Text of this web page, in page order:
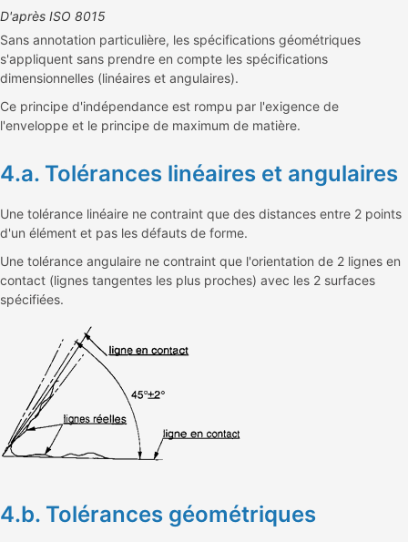
D'après ISO 8015
Sans annotation particulière, les spécifications géométriques
s'appliquent sans prendre en compte les spécifications
dimensionnelles (linéaires et angulaires).
Ce principe d'indépendance est rompu par l'exigence de
l'enveloppe et le principe de maximum de matière.
4.a. Tolérances linéaires et angulaires
Une tolérance linéaire ne contraint que des distances entre 2 points
d'un élément et pas les défauts de forme.
Une tolérance angulaire ne contraint que l'orientation de 2 lignes en
contact (lignes tangentes les plus proches) avec les 2 surfaces
spécifiées.
4.b. Tolérances géométriques